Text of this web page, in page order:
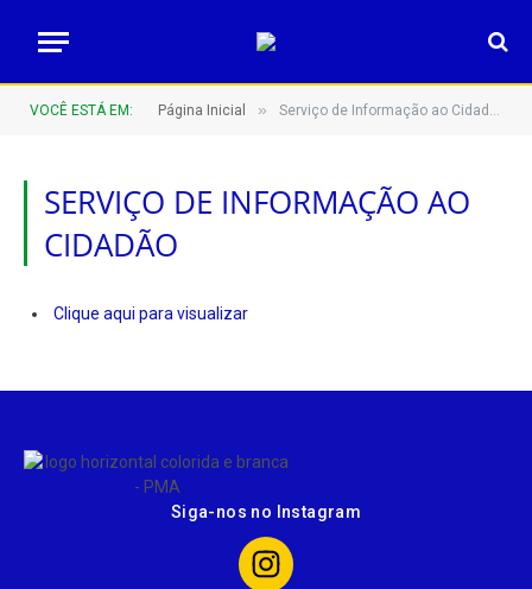
VOCÊ ESTÁ EM: Página Inicial » Serviço de Informação ao Cidadão
SERVIÇO DE INFORMAÇÃO AO
CIDADÃO
Clique aqui para visualizar
Siga-nos no Instagram